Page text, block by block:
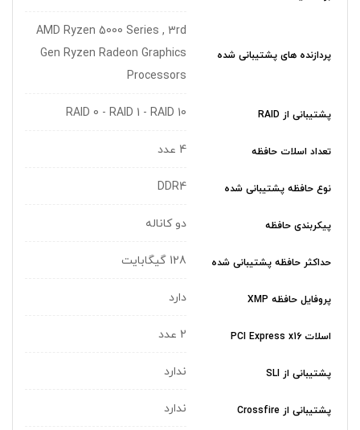
پردازنده های پشتیبانی شده
AMD Ryzen 5000 Series , 3rd
Gen Ryzen Radeon Graphics
Processors
پشتیبانی از RAID RAID 0 - RAID 1 - RAID 10
تعداد اسلات حافظه 4 عدد
نوع حافظه پشتیبانی شده DDR4
پیکربندی حافظه دو کاناله
حداکثر حافظه پشتیبانی شده 128 گیگابایت
پروفایل حافظه XMP دارد
اسلات PCI Express x16 2 عدد
پشتیبانی از SLI ندارد
پشتیبانی از Crossfire ندارد